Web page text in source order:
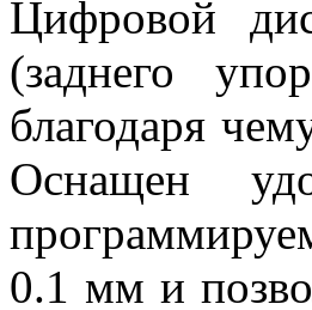
Цифровой
(заднего
благодаря
Оснащен
0.1 мм и